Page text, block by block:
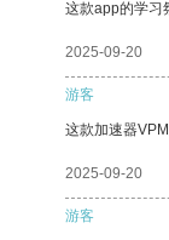
这款app的学习
2025-09-20
游客
这款加速器
2025-09-20
游客